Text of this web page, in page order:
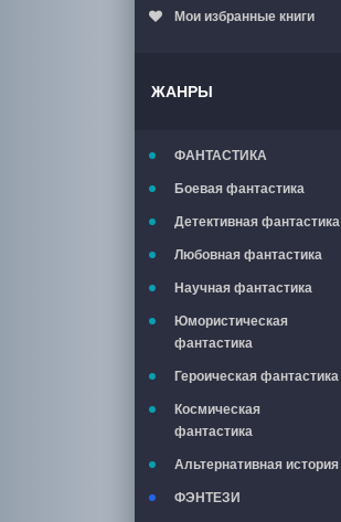
Мои избранные книги
ЖАНРЫ
ФАНТАСТИКА
Боевая фантастика
Детективная фантастика
Любовная фантастика
Научная фантастика
Юмористическая
фантастика
Героическая фантастика
Космическая
фантастика
Альтернативная история
ФЭНТЕЗИ